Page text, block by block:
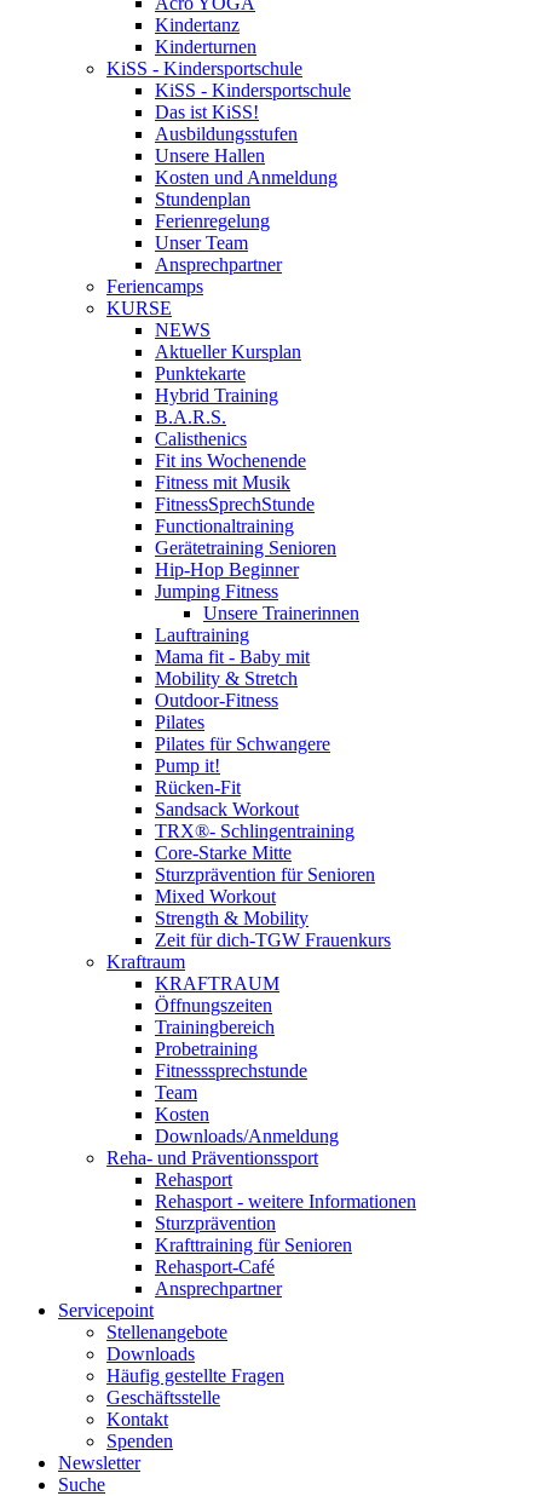
Kindertanz
Kinderturnen
KiSS - Kindersportschule
KiSS - Kindersportschule
Das ist KiSS!
Ausbildungsstufen
Unsere Hallen
Kosten und Anmeldung
Stundenplan
Ferienregelung
Unser Team
Ansprechpartner
Feriencamps
KURSE
NEWS
Aktueller Kursplan
Punktekarte
Hybrid Training
B.A.R.S.
Calisthenics
Fit ins Wochenende
Fitness mit Musik
FitnessSprechStunde
Functionaltraining
Gerätetraining Senioren
Hip-Hop Beginner
Jumping Fitness
Unsere Trainerinnen
Lauftraining
Mama fit - Baby mit
Mobility & Stretch
Outdoor-Fitness
Pilates
Pilates für Schwangere
Pump it!
Rücken-Fit
Sandsack Workout
TRX®- Schlingentraining
Core-Starke Mitte
Sturzprävention für Senioren
Mixed Workout
Strength & Mobility
Zeit für dich-TGW Frauenkurs
Kraftraum
KRAFTRAUM
Öffnungszeiten
Trainingbereich
Probetraining
Fitnesssprechstunde
Team
Kosten
Downloads/Anmeldung
Reha- und Präventionssport
Rehasport
Rehasport - weitere Informationen
Sturzprävention
Krafttraining für Senioren
Rehasport-Café
Ansprechpartner
Servicepoint
Stellenangebote
Downloads
Häufig gestellte Fragen
Geschäftsstelle
Kontakt
Spenden
Newsletter
Suche